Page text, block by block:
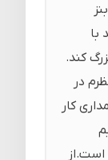
با
کند.
در
کار